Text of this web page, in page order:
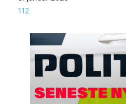
In relation to
112